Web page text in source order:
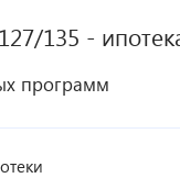
135 -
программ